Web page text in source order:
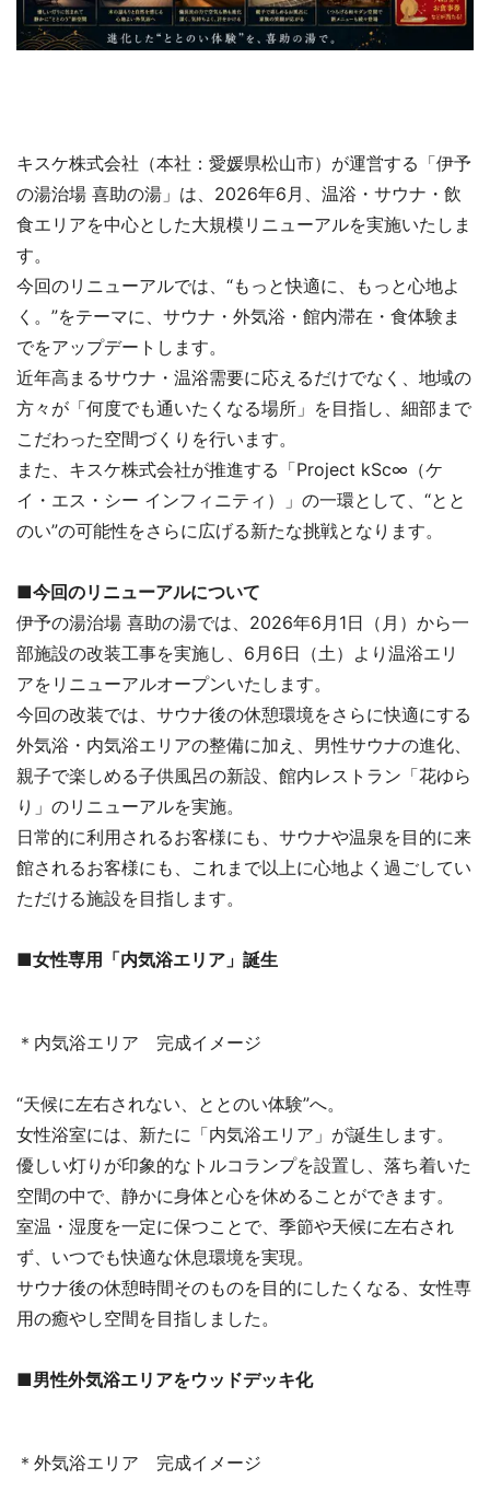
キスケ株式会社（本社：愛媛県松山市）が運営する「伊予
の湯治場 喜助の湯」は、2026年6月、温浴・サウナ・飲
食エリアを中心とした大規模リニューアルを実施いたしま
す。
今回のリニューアルでは、“もっと快適に、もっと心地よ
く。”をテーマに、サウナ・外気浴・館内滞在・食体験ま
でをアップデートします。
近年高まるサウナ・温浴需要に応えるだけでなく、地域の
方々が「何度でも通いたくなる場所」を目指し、細部まで
こだわった空間づくりを行います。
また、キスケ株式会社が推進する「Project kSc∞（ケ
イ・エス・シー インフィニティ）」の一環として、“とと
のい”の可能性をさらに広げる新たな挑戦となります。
■今回のリニューアルについて
伊予の湯治場 喜助の湯では、2026年6月1日（月）から一
部施設の改装工事を実施し、6月6日（土）より温浴エリ
アをリニューアルオープンいたします。
今回の改装では、サウナ後の休憩環境をさらに快適にする
外気浴・内気浴エリアの整備に加え、男性サウナの進化、
親子で楽しめる子供風呂の新設、館内レストラン「花ゆら
り」のリニューアルを実施。
日常的に利用されるお客様にも、サウナや温泉を目的に来
館されるお客様にも、これまで以上に心地よく過ごしてい
ただける施設を目指します。
■女性専用「内気浴エリア」誕生
＊内気浴エリア 完成イメージ
“天候に左右されない、ととのい体験”へ。
女性浴室には、新たに「内気浴エリア」が誕生します。
優しい灯りが印象的なトルコランプを設置し、落ち着いた
空間の中で、静かに身体と心を休めることができます。
室温・湿度を一定に保つことで、季節や天候に左右され
ず、いつでも快適な休息環境を実現。
サウナ後の休憩時間そのものを目的にしたくなる、女性専
用の癒やし空間を目指しました。
■男性外気浴エリアをウッドデッキ化
＊外気浴エリア 完成イメージ